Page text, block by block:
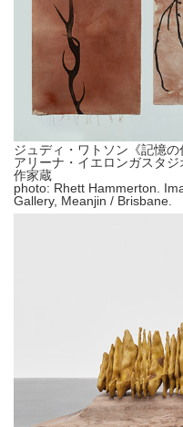
ジュディ・ワトソン《記憶
アリーナ・イエロンガスタ
作家蔵
photo: Rhett Hammerton.
Gallery, Meanjin / Brisbane.